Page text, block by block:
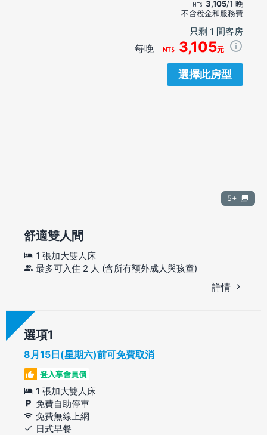
3,105/1 晚
不含稅金和服務費
只剩 1 間客房
每晚 3,105元
選擇此房型
5+
舒適雙人間
1 張加大雙人床
最多可入住 2 人 (含所有額外成人與孩童)
詳情
選項
8月15日(星期六)前可免費取消
登入享會員價
1 張加大雙人床
免費自助停車
免費無線上網
日式早餐